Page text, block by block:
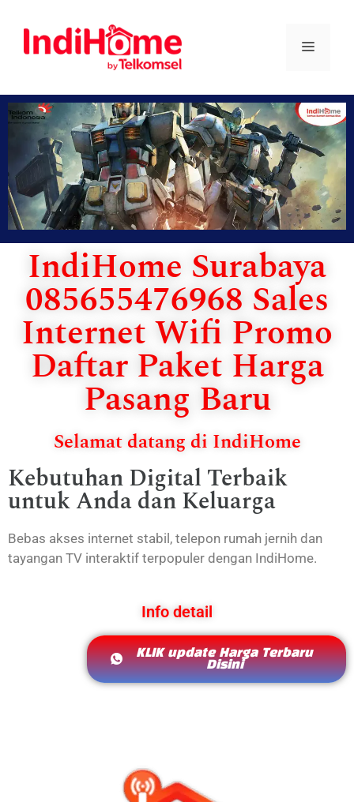
IndiHome Surabaya
085655476968 Sales
Internet Wifi Promo
Daftar Paket Harga
Pasang Baru
Selamat datang di IndiHome
Kebutuhan Digital Terbaik
untuk Anda dan Keluarga
Bebas akses internet stabil, telepon rumah jernih dan
tayangan TV interaktif terpopuler dengan IndiHome.
Info detail
KLIK update Harga Terbaru
Disini